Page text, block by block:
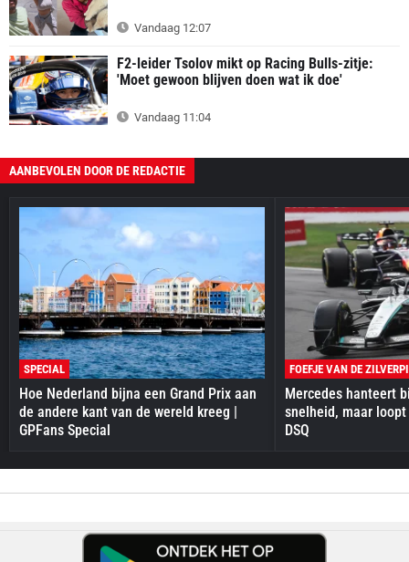
Vandaag 12:07
F2-leider Tsolov mikt op Racing Bulls-zitje:
'Moet gewoon blijven doen wat ik doe'
Vandaag 11:04
AANBEVOLEN DOOR DE REDACTIE
SPECIAL
Hoe Nederland bijna een Grand Prix aan
de andere kant van de wereld kreeg |
GPFans Special
FOEFJE VAN DE
Mercedes hanteert
snelheid, maar
DSQ